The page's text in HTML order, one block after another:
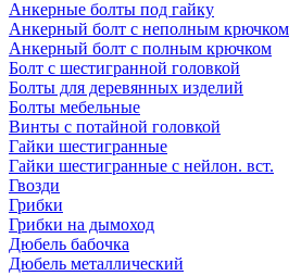
Анкерные болты под гайку
Анкерный болт с неполным крючком
Анкерный болт с полным крючком
Болт с шестигранной головкой
Болты для деревянных изделий
Болты мебельные
Винты с потайной головкой
Гайки шестигранные
Гайки шестигранные с нейлон. вст.
Гвозди
Грибки
Грибки на дымоход
Дюбель бабочка
Дюбель металлический